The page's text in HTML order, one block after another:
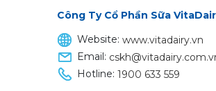
Công Ty Cổ Phần Sữa
Website:www.vitadairy.vn
Email:
Hotline:1900 633 559